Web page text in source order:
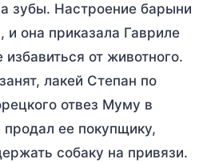
зубы. Настроение барыни
и она приказала Гавриле
от животного.
лакей Степан по
отвез Муму в
продал ее покупщику,
собаку на привязи.